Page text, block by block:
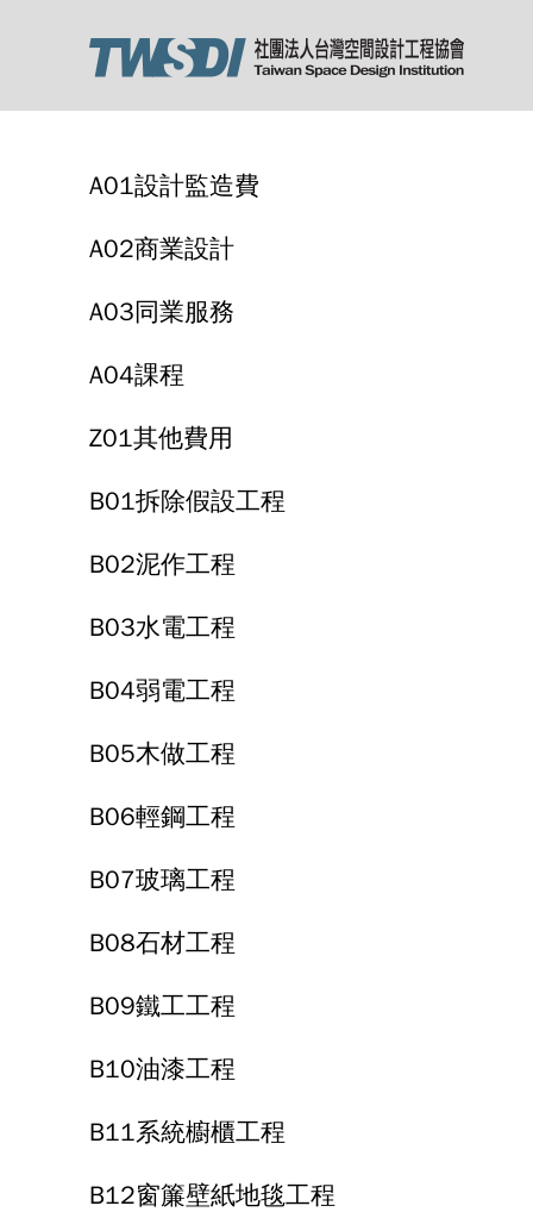
A01設計監造費
A02商業設計
A03同業服務
A04課程
Z01其他費用
B01拆除假設工程
B02泥作工程
B03水電工程
B04弱電工程
B05木做工程
B06輕鋼工程
B07玻璃工程
B08石材工程
B09鐵工工程
B10油漆工程
B11系統櫥櫃工程
B12窗簾壁紙地毯工程